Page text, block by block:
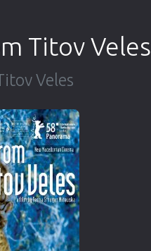
Titov Veles
Veles